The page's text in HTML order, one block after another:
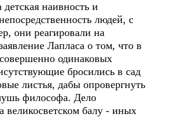
детская наивность и
людей, с
они реагировали на
Лапласа о том, что в
одинаковых
бросились в сад
листья, дабы опровергнуть
философа. Дело
великосветском балу - иных